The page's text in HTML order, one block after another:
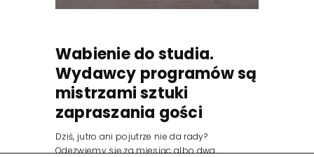
Wabienie do studia.
Wydawcy programów są
mistrzami sztuki
zapraszania gości
Dziś, jutro ani pojutrze nie da rady?
Odezwiemy się za miesiąc albo dwa.